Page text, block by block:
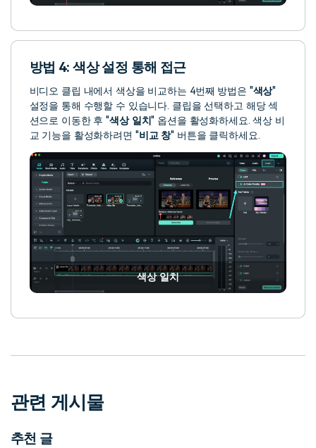
방법 4: 색상 설정 통해 접근
비디오 클립 내에서 색상을 비교하는 4번째 방법은 "색상"
설정을 통해 수행할 수 있습니다. 클립을 선택하고 해당 섹
션으로 이동한 후 "색상 일치" 옵션을 활성화하세요. 색상 비
교 기능을 활성화하려면 "비교 창" 버튼을 클릭하세요.
색상 일치
관련 게시물
추천 글